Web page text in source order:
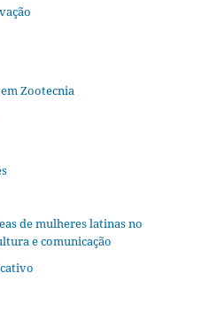
Zootecnia
de mulheres latinas no
e comunicação